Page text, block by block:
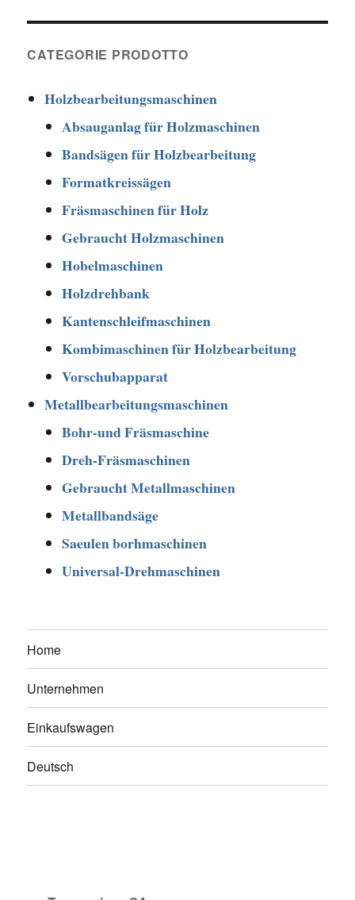
CATEGORIE PRODOTTO
Holzbearbeitungsmaschinen
Absauganlag für Holzmaschinen
Bandsägen für Holzbearbeitung
Formatkreissägen
Fräsmaschinen für Holz
Gebraucht Holzmaschinen
Hobelmaschinen
Holzdrehbank
Kantenschleifmaschinen
Kombimaschinen für Holzbearbeitung
Vorschubapparat
Metallbearbeitungsmaschinen
Bohr-und Fräsmaschine
Dreh-Fräsmaschinen
Gebraucht Metallmaschinen
Metallbandsäge
Saeulen borhmaschinen
Universal-Drehmaschinen
Home
Unternehmen
Einkaufswagen
Deutsch